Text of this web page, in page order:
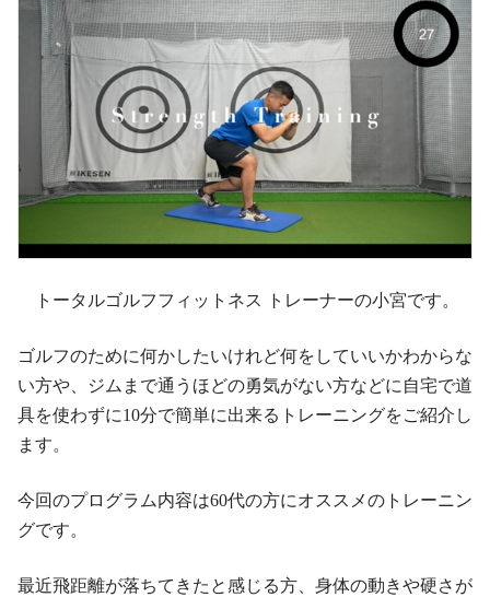
トータルゴルフフィットネス トレーナーの小宮です。
ゴルフのために何かしたいけれど何をしていいかわからな
い方や、ジムまで通うほどの勇気がない方などに自宅で道
具を使わずに10分で簡単に出来るトレーニングをご紹介し
ます。
今回のプログラム内容は60代の方にオススメのトレーニン
グです。
最近飛距離が落ちてきたと感じる方、身体の動きや硬さが